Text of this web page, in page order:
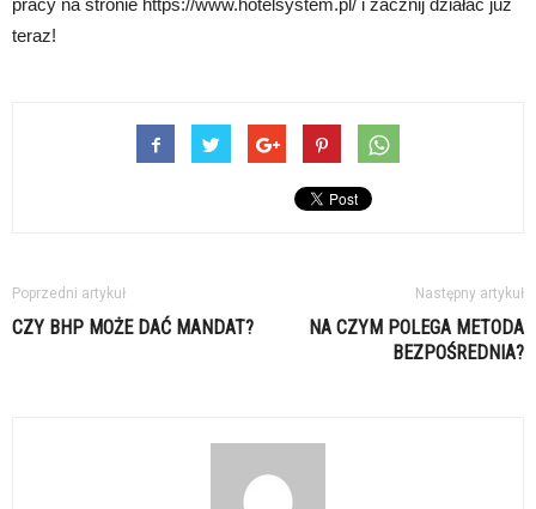
pracy na stronie https://www.hotelsystem.pl/ i zacznij działać już
teraz!
Poprzedni artykuł
CZY BHP MOŻE DAĆ MANDAT?
Następny artykuł
NA CZYM POLEGA METODA
BEZPOŚREDNIA?